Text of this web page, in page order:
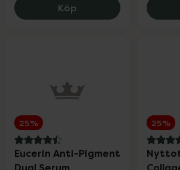
Pharbio, Pikasol, Litomove, Active
Pureness
Köp Medik8 Crystal
25%
4.5 av 5 i omdöme
Eucerin Anti-Pigment
25%
4.6 av